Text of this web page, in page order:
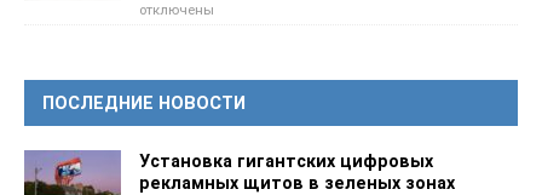
отключены
ПОСЛЕДНИЕ НОВОСТИ
Установка гигантских цифровых
рекламных щитов в зеленых зонах